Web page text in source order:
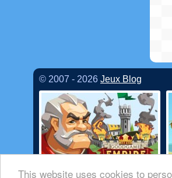
This website uses cookies to
© 2007 - 2026 Jeux Blog